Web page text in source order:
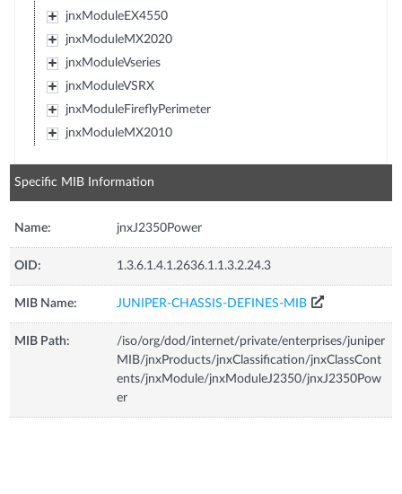
jnxModuleEX4550
jnxModuleMX2020
jnxModuleVseries
jnxModuleVSRX
jnxModuleFireflyPerimeter
jnxModuleMX2010
Specific MIB Information
Name: jnxJ2350Power
OID: 1.3.6.1.4.1.2636.1.1.3.2.24.3
MIB Name: JUNIPER-CHASSIS-DEFINES-MIB
MIB Path:
/iso/org/dod/internet/private/enterprises/juniper
MIB/jnxProducts/jnxClassification/jnxClassCont
ents/jnxModule/jnxModuleJ2350/jnxJ2350Pow
er